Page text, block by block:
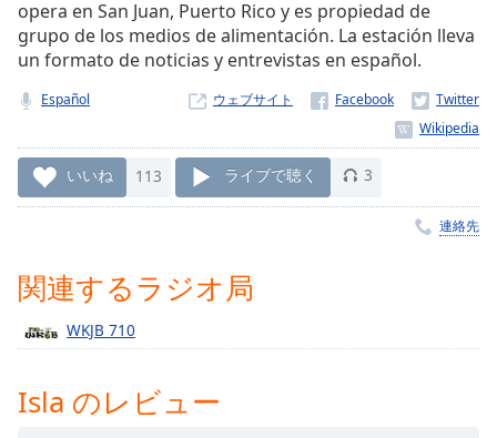
live,
currently
behind
liveLIVE
Remaining
Time
1x
Chapters
descriptions
opera en San Juan, Puerto Rico y es propiedad de
grupo de los medios de alimentación. La estación lleva
un formato de noticias y entrevistas en español.
Español ウェブサイト
いいね 113 ライブで聴く 3
連絡先
関連するラジオ局
WKJB 710
Isla のレビュー